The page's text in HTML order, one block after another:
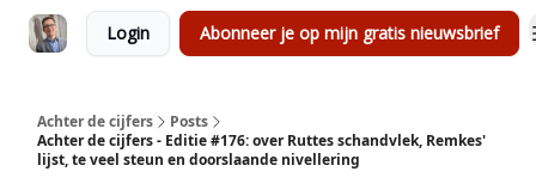
Login Abonneer je op mijn gratis nieuwsbrief
Achter de cijfers
Posts
Achter de cijfers - Editie #176: over Ruttes schandvlek, Remkes'
lijst, te veel steun en doorslaande nivellering